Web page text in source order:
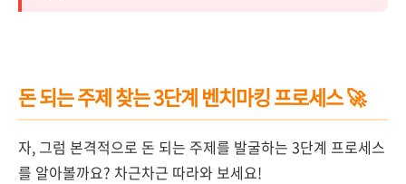
돈 되는 주제 찾는 3단계 벤치마킹 프로세스 🚀
자, 그럼 본격적으로 돈 되는 주제를 발굴하는 3단계 프로세스
를 알아볼까요? 차근차근 따라와 보세요!